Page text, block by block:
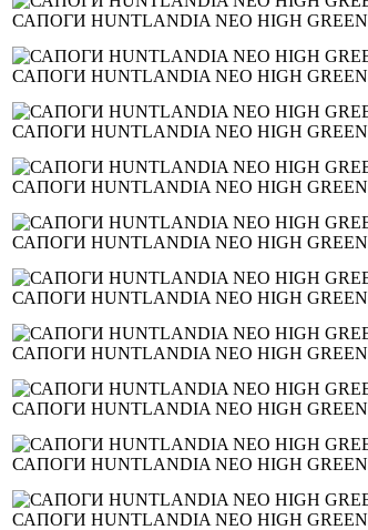
САПОГИ HUNTLANDIA NEO HIGH GREEN
САПОГИ HUNTLANDIA NEO HIGH GREEN
САПОГИ HUNTLANDIA NEO HIGH GREEN
САПОГИ HUNTLANDIA NEO HIGH GREEN
САПОГИ HUNTLANDIA NEO HIGH GREEN
САПОГИ HUNTLANDIA NEO HIGH GREEN
САПОГИ HUNTLANDIA NEO HIGH GREEN
САПОГИ HUNTLANDIA NEO HIGH GREEN
САПОГИ HUNTLANDIA NEO HIGH GREEN
САПОГИ HUNTLANDIA NEO HIGH GREEN